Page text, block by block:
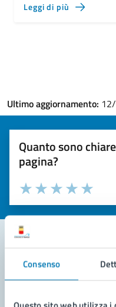
Consenso
Leggi di più
Ultimo aggiornamento:
Quanto sono
pagina?
Valuta la chiarezza delle
Seleziona il numero di
Valuta
Valuta 4
Valuta 3 stelle
Valuta 2 stelle su 5
Valuta 1 stelle su 5
Contatta il comune